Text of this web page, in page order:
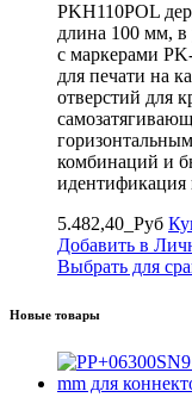
PKH110POL
длина 100 мм, в
с маркерами
для печати на
отверстий для
комбинаций и
5.482,40_Руб
Добавить в
Выбрать для
Новые товары